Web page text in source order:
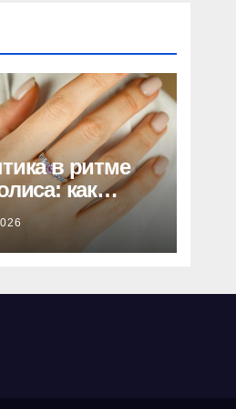
в ритме
как
идеальный
сюрприз
девушке